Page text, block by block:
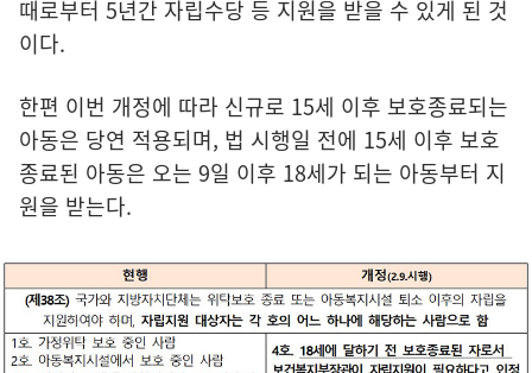
때로부터 5년간 자립수당 등 지원을 받을 수 있게 된 것
이다.
한편 이번 개정에 따라 신규로 15세 이후 보호종료되는
아동은 당연 적용되며, 법 시행일 전에 15세 이후 보호
종료된 아동은 오는 9일 이후 18세가 되는 아동부터 지
원을 받는다.